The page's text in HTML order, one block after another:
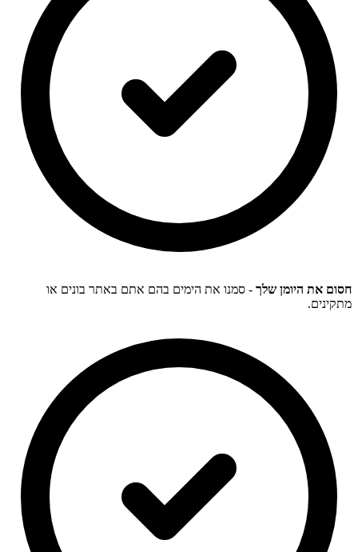
חסום את היומן שלך - סמנו את הימים בהם אתם באתר בונים או
מתקינים.